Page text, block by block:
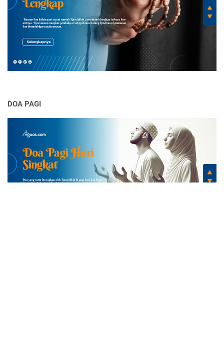
DOA PAGI